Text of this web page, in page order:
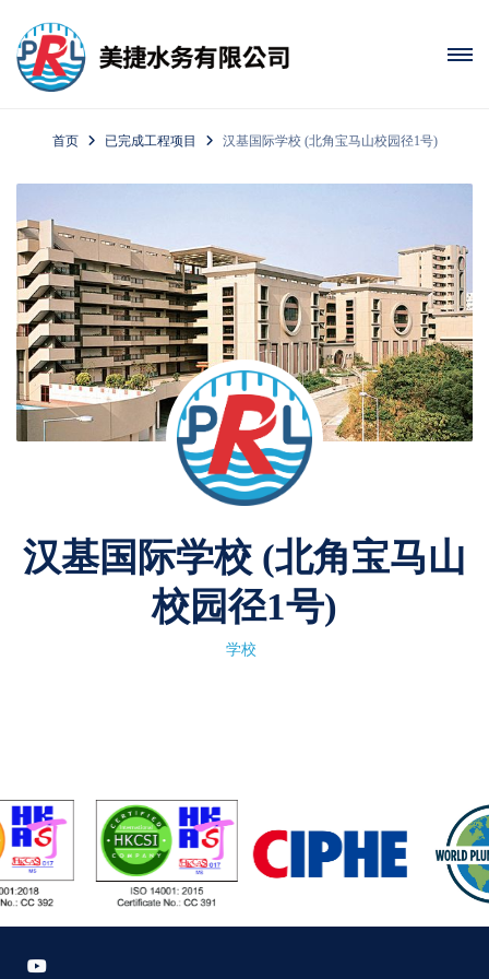
首页 已完成工程项目 汉基国际学校 (北角宝马山校园径1号)
汉基国际学校 (北角宝马山
校园径1号)
学校